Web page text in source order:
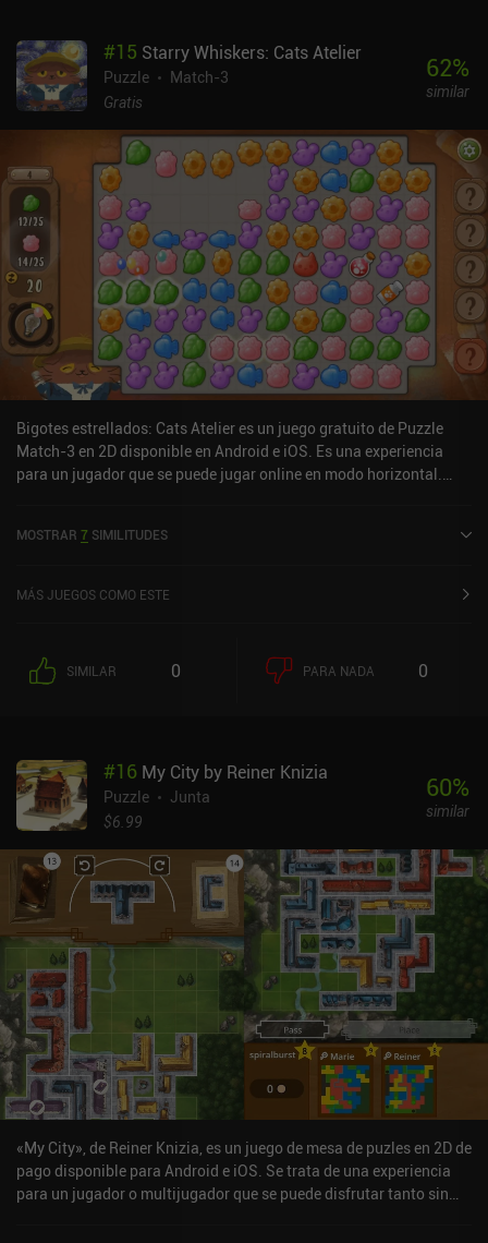
verdad es que me ha gustado este juego, para mi gran sorpresa.
#15 Starry Whiskers: Cats Atelier
Puzzle
Match-3
Gratis
62%
similar
Bigotes estrellados: Cats Atelier es un juego gratuito de Puzzle
Match-3 en 2D disponible en Android e iOS. Es una experiencia
para un jugador que se puede jugar online en modo horizontal.
en la App Store de iOS.
MOSTRAR 7 SIMILITUDES
MÁS JUEGOS COMO ESTE
SIMILAR 0 PARA NADA 0
#16 My City by Reiner Knizia
Puzzle
Junta
$6.99
60%
similar
«My City», de Reiner Knizia, es un juego de mesa de puzles en 2D de
pago disponible para Android e iOS. Se trata de una experiencia
para un jugador o multijugador que se puede disfrutar tanto sin